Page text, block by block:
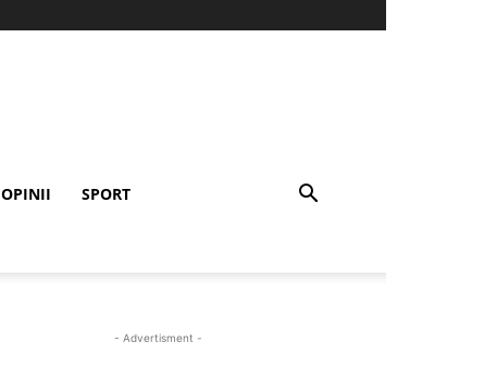
OPINII SPORT
- Advertisment -